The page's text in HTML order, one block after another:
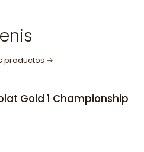
productos
Gold 1 Championship